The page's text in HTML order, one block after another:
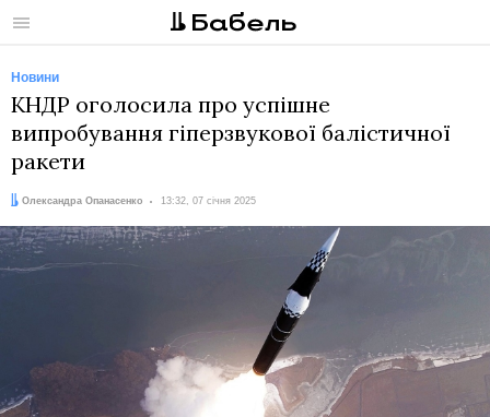
Меню
Новини
КНДР оголосила про успішне
випробування гіперзвукової балістичної
ракети
Автор:
Олександра Опанасенко
Дата: 13:32, 07 січня 2025